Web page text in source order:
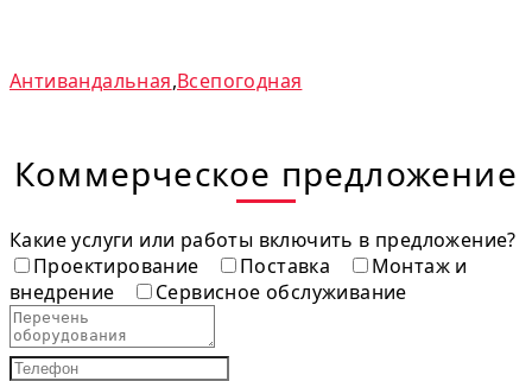
Антивандальная,Всепогодная
Коммерческое предложение
Какие услуги или работы включить в предложение?
Проектирование
Поставка
Монтаж и
внедрение
Сервисное обслуживание